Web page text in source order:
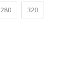
280 320